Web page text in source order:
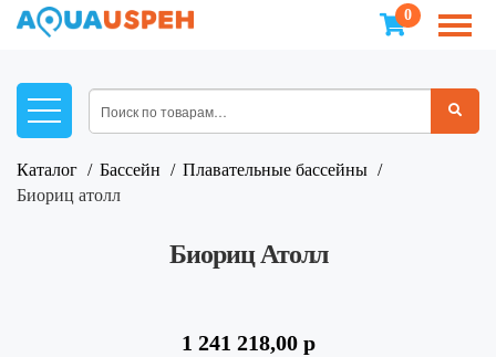
0
Каталог Бассейн
Плавательные бассейны
биориц атолл
Биориц Атолл
1 241 218,00 р